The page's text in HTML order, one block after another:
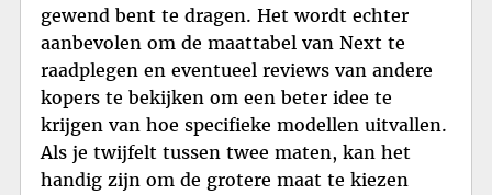
gewend bent te dragen. Het wordt echter
aanbevolen om de maattabel van Next te
raadplegen en eventueel reviews van andere
kopers te bekijken om een beter idee te
krijgen van hoe specifieke modellen uitvallen.
Als je twijfelt tussen twee maten, kan het
handig zijn om de grotere maat te kiezen